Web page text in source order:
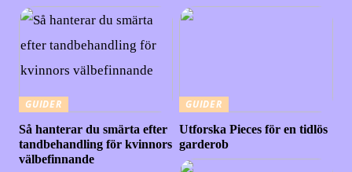
GUIDER
Så hanterar du smärta efter
tandbehandling för kvinnors
välbefinnande
GUIDER
Utforska Pieces för en tidlös
garderob